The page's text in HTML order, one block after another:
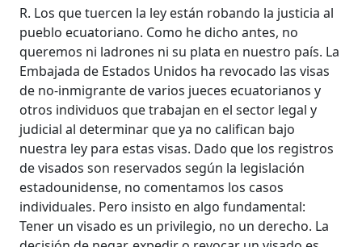
R. Los que tuercen la ley están robando la justicia al
pueblo ecuatoriano. Como he dicho antes, no
queremos ni ladrones ni su plata en nuestro país. La
Embajada de Estados Unidos ha revocado las visas
de no-inmigrante de varios jueces ecuatorianos y
otros individuos que trabajan en el sector legal y
judicial al determinar que ya no califican bajo
nuestra ley para estas visas. Dado que los registros
de visados son reservados según la legislación
estadounidense, no comentamos los casos
individuales. Pero insisto en algo fundamental:
Tener un visado es un privilegio, no un derecho. La